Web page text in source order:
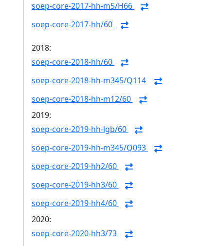
soep-core-2017-hh-m5/H66
soep-core-2017-hh/60
2018:
soep-core-2018-hh/60
soep-core-2018-hh-m345/Q114
soep-core-2018-hh-m12/60
2019:
soep-core-2019-hh-lgb/60
soep-core-2019-hh-m345/Q093
soep-core-2019-hh2/60
soep-core-2019-hh3/60
soep-core-2019-hh4/60
2020:
soep-core-2020-hh3/73